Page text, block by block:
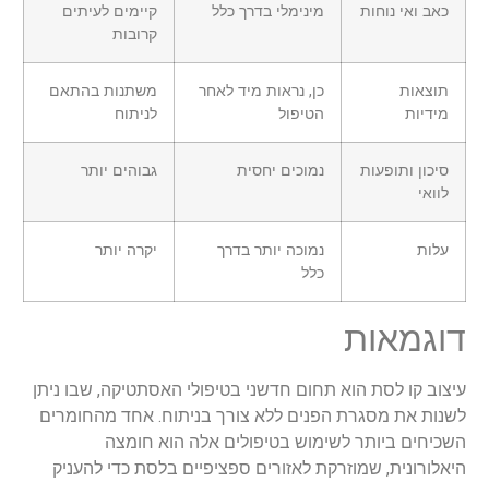
כאב ואי נוחות מינימלי בדרך כלל
קיימים לעיתים
קרובות
תוצאות
מידיות
כן, נראות מיד לאחר
הטיפול
משתנות בהתאם
לניתוח
סיכון ותופעות
לוואי
נמוכים יחסית גבוהים יותר
עלות
נמוכה יותר בדרך
כלל
יקרה יותר
דוגמאות
עיצוב קו לסת הוא תחום חדשני בטיפולי האסתטיקה, שבו ניתן
לשנות את מסגרת הפנים ללא צורך בניתוח. אחד מהחומרים
השכיחים ביותר לשימוש בטיפולים אלה הוא חומצה
היאלורונית, שמוזרקת לאזורים ספציפיים בלסת כדי להעניק